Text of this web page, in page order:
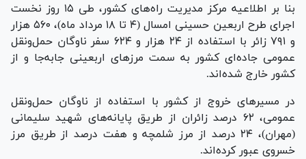
بنا بر اطلاعیه مرکز مدیریت راه‌های کشور، طی ۱۵ روز نخست
اجرای طرح اربعین حسینی امسال (۴ تا ۱۸ مرداد ماه)، ۵۶۰ هزار
و ۷۹۱ زائر با استفاده از ۲۴ هزار و ۶۲۴ سفر ناوگان حمل‌ونقل
عمومی جاده‌ای کشور به سمت مرز‌های اربعینی جابه‌جا و از
کشور خارج شده‌اند.
در مسیر‌های خروج از کشور با استفاده از ناوگان حمل‌ونقل
عمومی، ۶۲ درصد زائران از طریق پایانه‌های شهید سلیمانی
(مهران)، ۲۴ درصد از مرز شلمچه و هفت درصد از طریق مرز
خسروی عبور کرده‌اند.